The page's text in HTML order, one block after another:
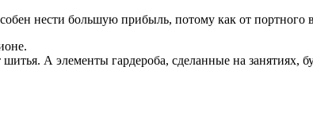
нести большую прибыль, потому как от портного
А элементы гардероба, сделанные на занятиях,